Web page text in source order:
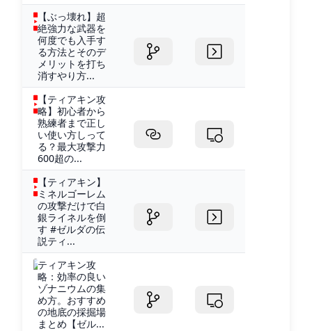
【ぶっ壊れ】超
絶強力な武器を
何度でも入手す
る方法とそのデ
メリットを打ち
消すやり方...
【ティアキン攻
略】初心者から
熟練者まで正し
い使い方しって
る？最大攻撃力
600超の...
【ティアキン】
ミネルゴーレム
の攻撃だけで白
銀ライネルを倒
す #ゼルダの伝
説ティ...
ティアキン攻
略：効率の良い
ゾナニウムの集
め方。おすすめ
の地底の採掘場
まとめ【ゼル...